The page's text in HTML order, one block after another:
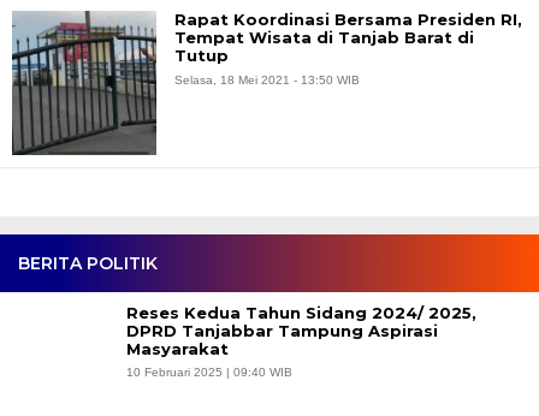
BERITA POLITIK
Reses Kedua Tahun Sidang 2024/ 2025,
DPRD Tanjabbar Tampung Aspirasi
Masyarakat
10 Februari 2025 | 09:40 WIB
Rapat Koordinasi Bersama Presiden RI,
Tempat Wisata di Tanjab Barat di
Tutup
Selasa, 18 Mei 2021 - 13:50 WIB